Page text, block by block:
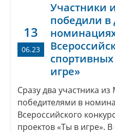
13
06.23
Участники
победили в
игре»
Сразу два участника
победителями в
Всероссийского
проектов «Ты в игре».